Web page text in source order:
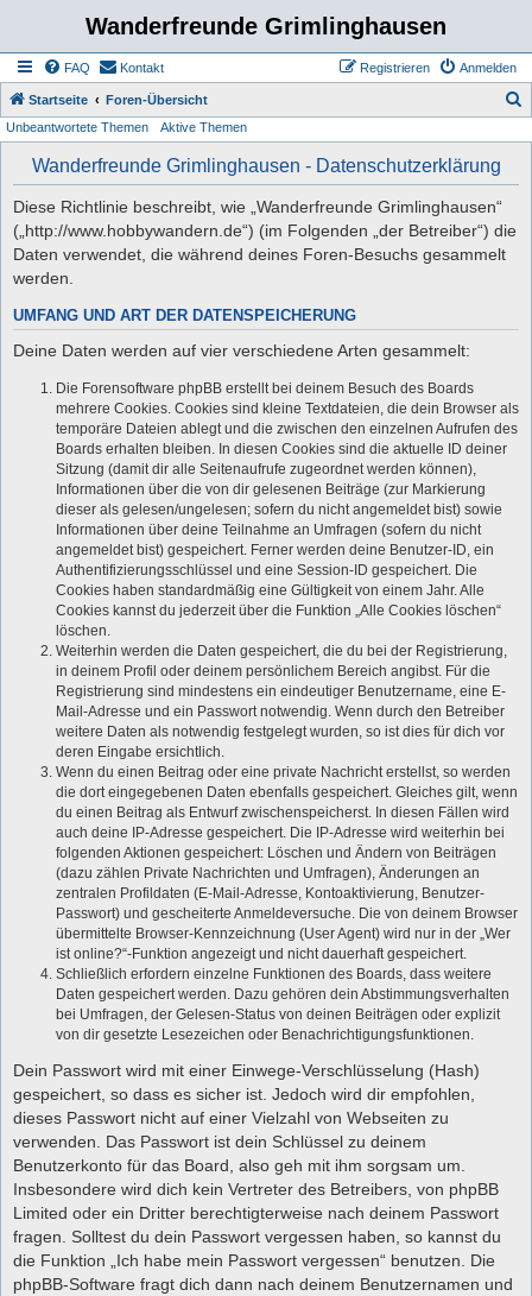
Wanderfreunde Grimlinghausen
FAQ Kontakt Anmelden
Registrieren
Startseite Foren-Übersicht
Unbeantwortete Themen Aktive Themen
Wanderfreunde Grimlinghausen - Datenschutzerklärung
Diese Richtlinie beschreibt, wie „Wanderfreunde Grimlinghausen“
(„http://www.hobbywandern.de“) (im Folgenden „der Betreiber“) die
Daten verwendet, die während deines Foren-Besuchs gesammelt
werden.
UMFANG UND ART DER DATENSPEICHERUNG
Deine Daten werden auf vier verschiedene Arten gesammelt:
Die Forensoftware phpBB erstellt bei deinem Besuch des Boards
mehrere Cookies. Cookies sind kleine Textdateien, die dein Browser als
temporäre Dateien ablegt und die zwischen den einzelnen Aufrufen des
Boards erhalten bleiben. In diesen Cookies sind die aktuelle ID deiner
Sitzung (damit dir alle Seitenaufrufe zugeordnet werden können),
Informationen über die von dir gelesenen Beiträge (zur Markierung
dieser als gelesen/ungelesen; sofern du nicht angemeldet bist) sowie
Informationen über deine Teilnahme an Umfragen (sofern du nicht
angemeldet bist) gespeichert. Ferner werden deine Benutzer-ID, ein
Authentifizierungsschlüssel und eine Session-ID gespeichert. Die
Cookies haben standardmäßig eine Gültigkeit von einem Jahr. Alle
Cookies kannst du jederzeit über die Funktion „Alle Cookies löschen“
löschen.
Weiterhin werden die Daten gespeichert, die du bei der Registrierung,
in deinem Profil oder deinem persönlichem Bereich angibst. Für die
Registrierung sind mindestens ein eindeutiger Benutzername, eine E-
Mail-Adresse und ein Passwort notwendig. Wenn durch den Betreiber
weitere Daten als notwendig festgelegt wurden, so ist dies für dich vor
deren Eingabe ersichtlich.
Wenn du einen Beitrag oder eine private Nachricht erstellst, so werden
die dort eingegebenen Daten ebenfalls gespeichert. Gleiches gilt, wenn
du einen Beitrag als Entwurf zwischenspeicherst. In diesen Fällen wird
auch deine IP-Adresse gespeichert. Die IP-Adresse wird weiterhin bei
folgenden Aktionen gespeichert: Löschen und Ändern von Beiträgen
(dazu zählen Private Nachrichten und Umfragen), Änderungen an
zentralen Profildaten (E-Mail-Adresse, Kontoaktivierung, Benutzer-
Passwort) und gescheiterte Anmeldeversuche. Die von deinem Browser
übermittelte Browser-Kennzeichnung (User Agent) wird nur in der „Wer
ist online?“-Funktion angezeigt und nicht dauerhaft gespeichert.
Schließlich erfordern einzelne Funktionen des Boards, dass weitere
Daten gespeichert werden. Dazu gehören dein Abstimmungsverhalten
bei Umfragen, der Gelesen-Status von deinen Beiträgen oder explizit
von dir gesetzte Lesezeichen oder Benachrichtigungsfunktionen.
Dein Passwort wird mit einer Einwege-Verschlüsselung (Hash)
gespeichert, so dass es sicher ist. Jedoch wird dir empfohlen,
dieses Passwort nicht auf einer Vielzahl von Webseiten zu
verwenden. Das Passwort ist dein Schlüssel zu deinem
Benutzerkonto für das Board, also geh mit ihm sorgsam um.
Insbesondere wird dich kein Vertreter des Betreibers, von phpBB
Limited oder ein Dritter berechtigterweise nach deinem Passwort
fragen. Solltest du dein Passwort vergessen haben, so kannst du
die Funktion „Ich habe mein Passwort vergessen“ benutzen. Die
phpBB-Software fragt dich dann nach deinem Benutzernamen und